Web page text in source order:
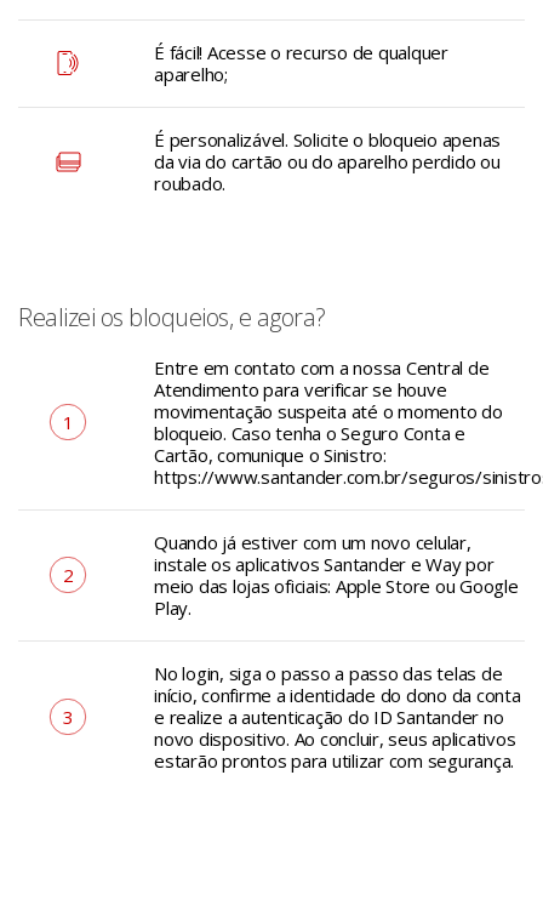
É fácil! Acesse o recurso de qualquer
aparelho;
É personalizável. Solicite o bloqueio apenas
da via do cartão ou do aparelho perdido ou
roubado.
Realizei os bloqueios, e agora?
1
Entre em contato com a nossa Central de
Atendimento para verificar se houve
movimentação suspeita até o momento do
bloqueio. Caso tenha o Seguro Conta e
Cartão, comunique o Sinistro:
https://www.santander.com.br/seguros/
2
Quando já estiver com um novo celular,
instale os aplicativos Santander e Way por
meio das lojas oficiais: Apple Store ou Google
Play.
3
No login, siga o passo a passo das telas de
início, confirme a identidade do dono da conta
e realize a autenticação do ID Santander no
novo dispositivo. Ao concluir, seus aplicativos
estarão prontos para utilizar com segurança.